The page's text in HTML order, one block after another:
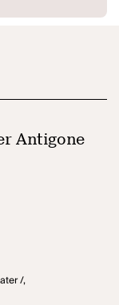
Antigone
/,